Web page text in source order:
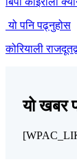
यो पनि पढ्नुहोस
कोरियाली
यो खबर